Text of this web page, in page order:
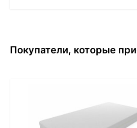
Покупатели, которые